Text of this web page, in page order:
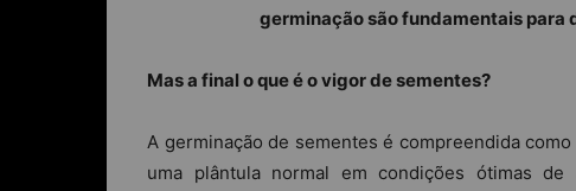
germinação são fundamentais para
Mas a final o que é o vigor de sementes?
A germinação de sementes é compreendida
uma plântula normal em condições ótimas